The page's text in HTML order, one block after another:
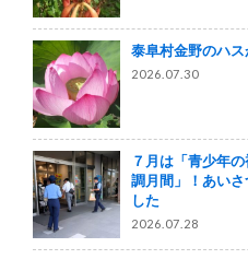
泰阜村金野のハス
2026.07.30
７月は「青少年
調月間」！あい
した
2026.07.28